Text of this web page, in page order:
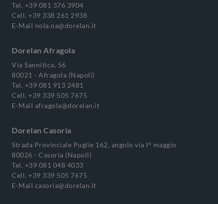
Tel. +39 081 376 3904
Cell. +39 338 261 2938
E-Mail nola.na@dorelan.it
Dorelan Afragola
Via Sannitica, 56
80021 - Afragola (Napoli)
Tel. +39 081 913 2481
Cell. +39 339 505 7675
E-Mail afragola@dorelan.it
Dorelan Casoria
Strada Provinciale Puglie 162, angolo via I° maggio
80026 - Casoria (Napoli)
Tel. +39 081 048 4033
Cell. +39 339 505 7675
E-Mail casoria@dorelan.it